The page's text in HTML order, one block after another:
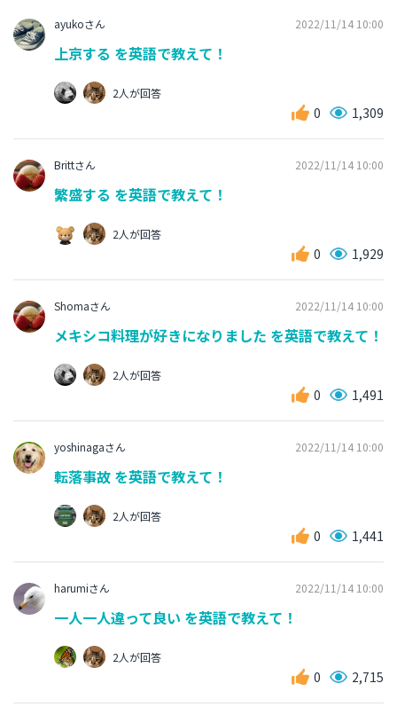
ayukoさん 2022/11/14 10:00
上京する を英語で教えて！
2人が回答
0 1,309
Brittさん 2022/11/14 10:00
繁盛する を英語で教えて！
2人が回答
0 1,929
Shomaさん 2022/11/14 10:00
メキシコ料理が好きになりました を英語で教えて！
2人が回答
0 1,491
yoshinagaさん 2022/11/14 10:00
転落事故 を英語で教えて！
2人が回答
0 1,441
harumiさん 2022/11/14 10:00
一人一人違って良い を英語で教えて！
2人が回答
0 2,715